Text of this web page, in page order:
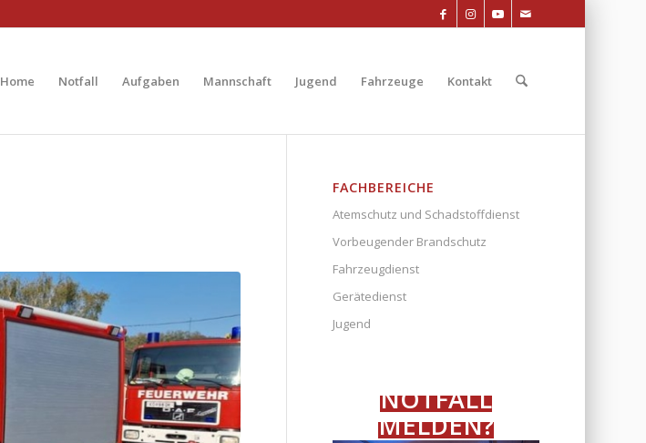
Home Notfall Aufgaben Mannschaft Jugend Fahrzeuge Kontakt
FACHBEREICHE
Atemschutz und Schadstoffdienst
Vorbeugender Brandschutz
Fahrzeugdienst
Gerätedienst
Jugend
NOTFALL
MELDEN?